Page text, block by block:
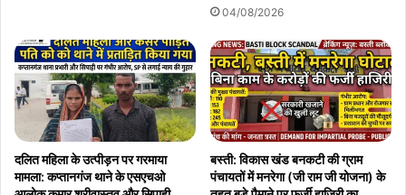
04/08/2026
दलित महिला के उत्पीड़न पर गरमाया
मामला: कप्तानगंज थाने के एसएचओ
बस्ती: विकास खंड बनकटी की ग्राम
पंचायतों में मनरेगा (जी राम जी योजना) के